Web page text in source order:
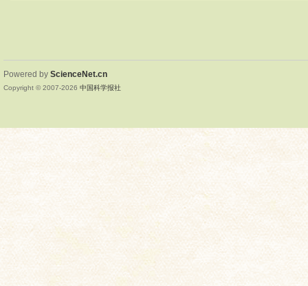
Powered by ScienceNet.cn
Copyright © 2007-2026 中国科学报社